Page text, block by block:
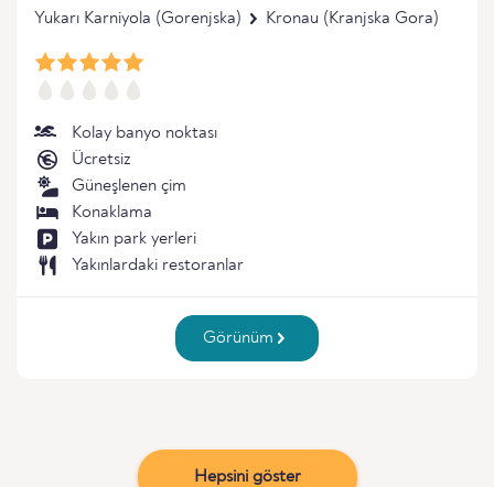
Yukarı Karniyola (Gorenjska) Kronau (Kranjska Gora)
Kolay banyo noktası
Ücretsiz
Güneşlenen çim
Konaklama
Yakın park yerleri
Yakınlardaki restoranlar
Görünüm
Hepsini göster